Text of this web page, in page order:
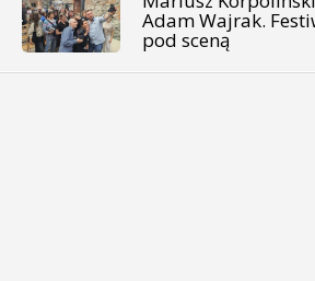
Adam Wajrak.
pod sceną